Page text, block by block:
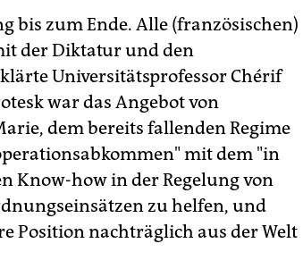
bis zum Ende. Alle (französischen)
der Diktatur und den
Universitätsprofessor Chérif
war das Angebot von
dem bereits fallenden Regime
mit dem "in
Know-how in der Regelung von
zu helfen, und
Position nachträglich aus der Welt